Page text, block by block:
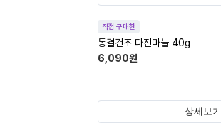
직접 구매한
동결건조 다진마늘 40g
6,090원
상세보기